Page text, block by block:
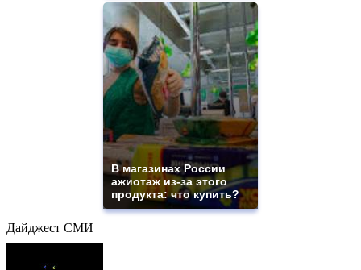
В магазинах России
ажиотаж из-за этого
продукта: что купить?
Дайджест СМИ